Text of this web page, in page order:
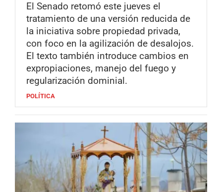
El Senado retomó este jueves el
tratamiento de una versión reducida de
la iniciativa sobre propiedad privada,
con foco en la agilización de desalojos.
El texto también introduce cambios en
expropiaciones, manejo del fuego y
regularización dominial.
POLÍTICA